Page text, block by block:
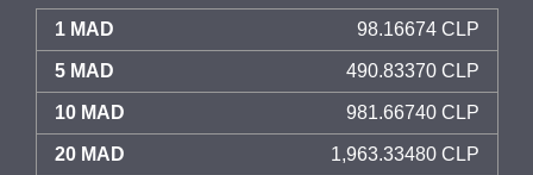
1 MAD 98.16674 CLP
5 MAD 490.83370 CLP
10 MAD 981.66740 CLP
20 MAD 1,963.33480 CLP